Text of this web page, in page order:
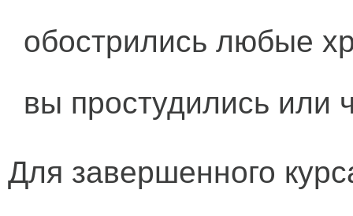
обострились любые
вы простудились или
Для завершенного